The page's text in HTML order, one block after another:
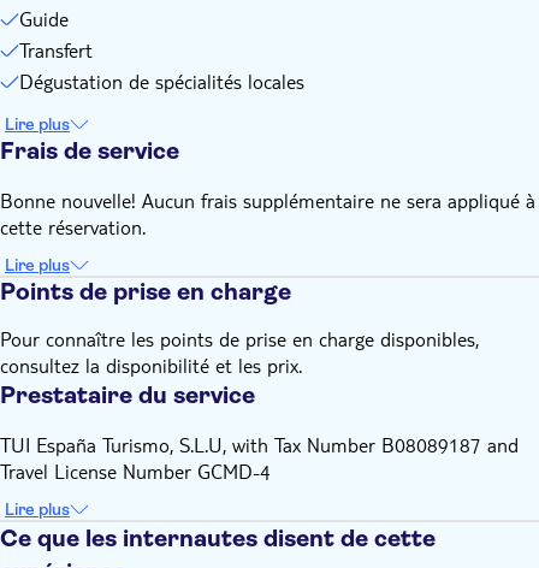
Guide
Transfert
Dégustation de spécialités locales
Lire plus
Frais de service
Bonne nouvelle! Aucun frais supplémentaire ne sera appliqué à
cette réservation.
Lire plus
Points de prise en charge
Pour connaître les points de prise en charge disponibles,
consultez la disponibilité et les prix.
Prestataire du service
TUI España Turismo, S.L.U, with Tax Number B08089187 and
Travel License Number GCMD-4
Lire plus
Ce que les internautes disent de cette